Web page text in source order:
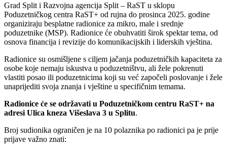
Grad Split i Razvojna agencija Split – RaST u sklopu
Poduzetničkog centra RaST+ od rujna do prosinca 2025. godine
organiziraju besplatne radionice za mikro, male i srednje
poduzetnike (MSP). Radionice će obuhvatiti širok spektar tema, od
osnova financija i revizije do komunikacijskih i liderskih vještina.
Radionice su osmišljene s ciljem jačanja poduzetničkih kapaciteta za
osobe koje nemaju iskustva u poduzetništvu, ali žele pokrenuti
vlastiti posao ili poduzetnicima koji su već započeli poslovanje i žele
unaprijediti svoja znanja i vještine u specifičnim temama.
Radionice će se održavati u Poduzetničkom centru RaST+ na
adresi Ulica kneza Višeslava 3 u Splitu.
Broj sudionika ograničen je na 10 polaznika po radionici pa je prije
prijave važno znati: